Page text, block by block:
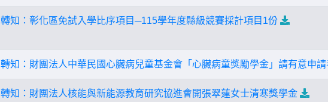
轉知：彰化區免試入學比序項目─115學年度縣級競賽採計項目1份
轉知：財團法人中華民國心臟病兒童基金會「心臟病童獎勵學金」請有意申請
轉知：財團法人核能與新能源教育研究協進會開張翠蓮女士清寒獎學金